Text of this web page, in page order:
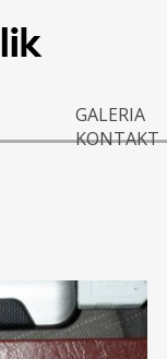
GALERIA
KONTAKT